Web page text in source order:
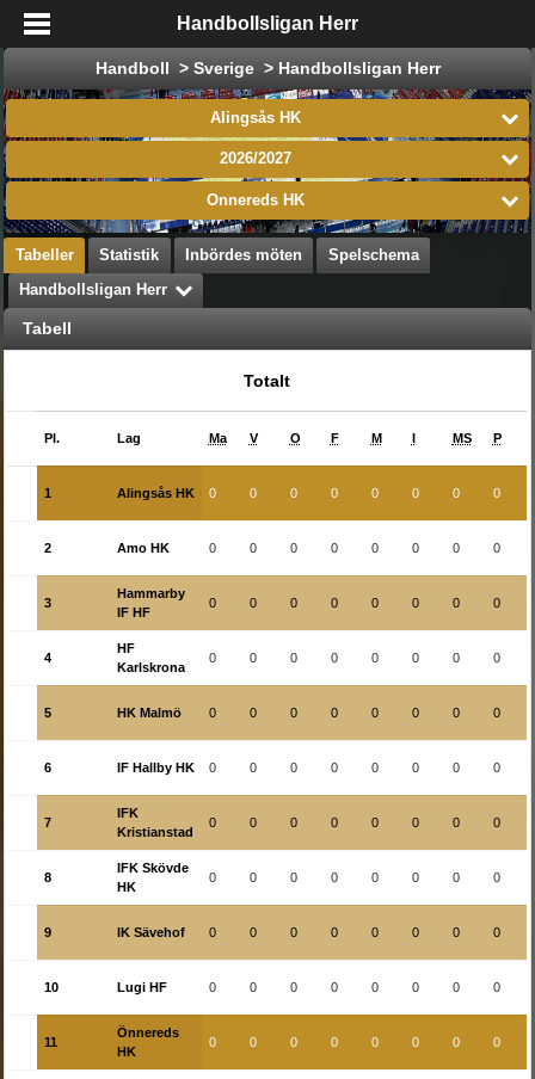
Handbollsligan Herr
Handboll > Sverige > Handbollsligan Herr
Alingsås HK
2026/2027
Önnereds HK
Tabeller Statistik Inbördes möten Spelschema
Handbollsligan Herr
Tabell
Totalt
Pl. Lag Ma V O F M I MS P
1 Alingsås HK 0 0 0 0 0 0 0 0
2 Amo HK 0 0 0 0 0 0 0 0
3
Hammarby
IF HF
0 0 0 0 0 0 0 0
4
HF
Karlskrona
0 0 0 0 0 0 0 0
5 HK Malmö 0 0 0 0 0 0 0 0
6 IF Hallby HK 0 0 0 0 0 0 0 0
7
IFK
Kristianstad
0 0 0 0 0 0 0 0
8
IFK Skövde
HK
0 0 0 0 0 0 0 0
9 IK Sävehof 0 0 0 0 0 0 0 0
10 Lugi HF 0 0 0 0 0 0 0 0
11
Önnereds
HK
0 0 0 0 0 0 0 0